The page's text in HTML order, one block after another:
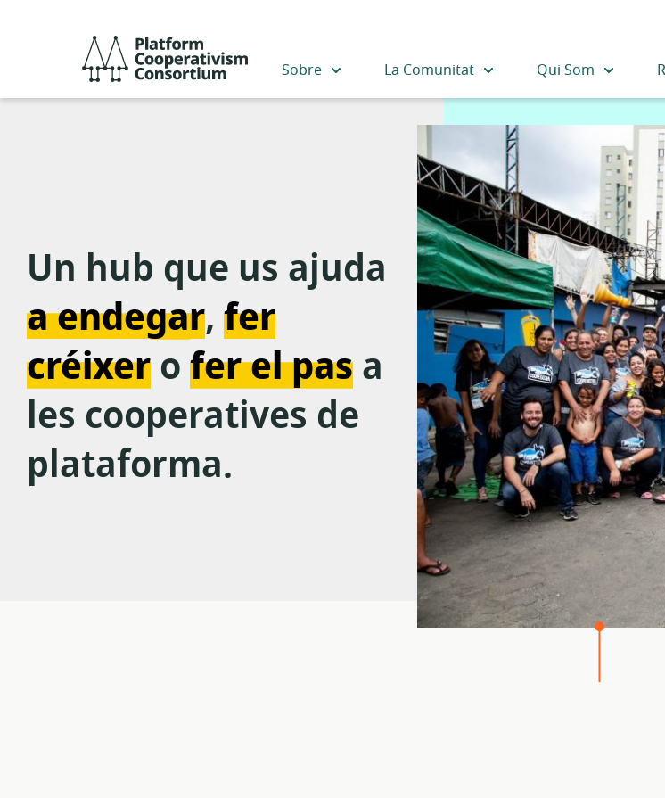
Cooperativism
Sobre La Comunitat Qui Som
Consorci
de
Un hub que us ajuda
a endegar,fer
créixerofer el pasa
les cooperatives de
plataforma.